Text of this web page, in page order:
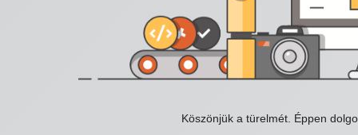
Köszönjük a türelmét. Éppen